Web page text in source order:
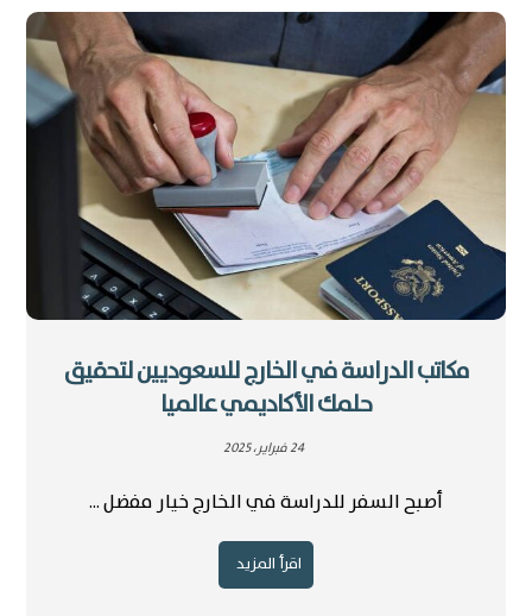
مكاتب الدراسة في الخارج للسعوديين لتحقيق
حلمك الأكاديمي عالميا
24 فبراير، 2025
أصبح السفر للدراسة في الخارج خيار مفضل ...
اقرأ المزيد